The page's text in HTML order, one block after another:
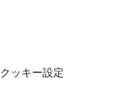
クッキー設定